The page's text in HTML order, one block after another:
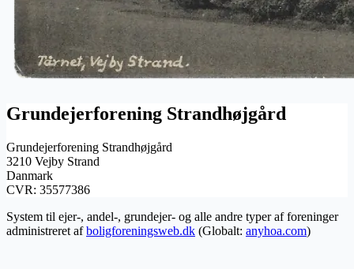
Grundejerforening Strandhøjgård
Grundejerforening Strandhøjgård
3210 Vejby Strand
Danmark
CVR: 35577386
System til ejer-, andel-, grundejer- og alle andre typer af foreninger
administreret afboligforeningsweb.dk (Globalt: anyhoa.com)